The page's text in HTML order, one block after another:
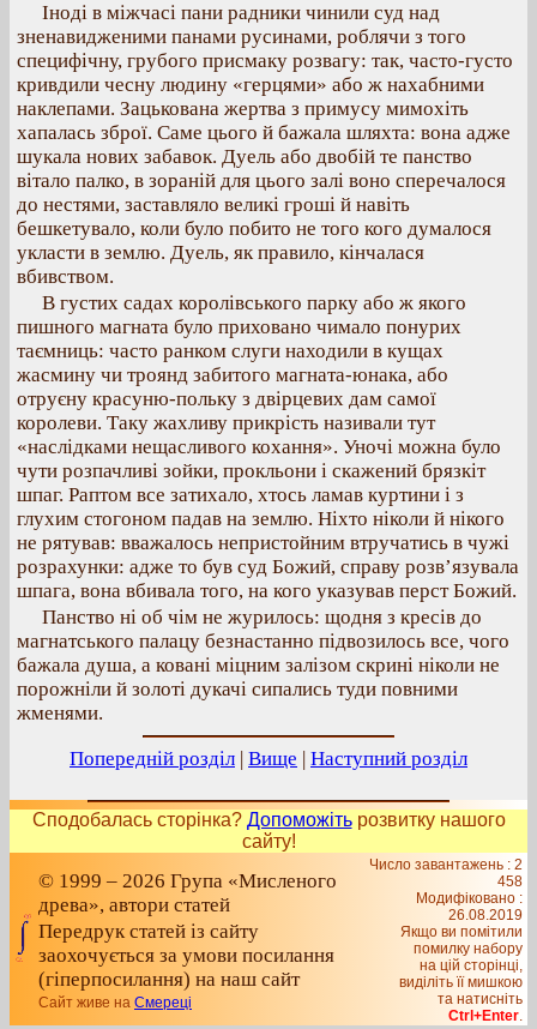
Іноді в міжчасі пани радники чинили суд над
зненавидженими панами русинами, роблячи з того
специфічну, грубого присмаку розвагу: так, часто-густо
кривдили чесну людину «герцями» або ж нахабними
наклепами. Зацькована жертва з примусу мимохіть
хапалась зброї. Саме цього й бажала шляхта: вона адже
шукала нових забавок. Дуель або двобій те панство
вітало палко, в зораній для цього залі воно сперечалося
до нестями, заставляло великі гроші й навіть
бешкетувало, коли було побито не того кого думалося
укласти в землю. Дуель, як правило, кінчалася
вбивством.
В густих садах королівського парку або ж якого
пишного магната було приховано чимало понурих
таємниць: часто ранком слуги находили в кущах
жасмину чи троянд забитого магната-юнака, або
отруєну красуню-польку з двірцевих дам самої
королеви. Таку жахливу прикрість називали тут
«наслідками нещасливого кохання». Уночі можна було
чути розпачливі зойки, прокльони і скажений брязкіт
шпаг. Раптом все затихало, хтось ламав куртини і з
глухим стогоном падав на землю. Ніхто ніколи й нікого
не рятував: вважалось непристойним втручатись в чужі
розрахунки: адже то був суд Божий, справу розв’язувала
шпага, вона вбивала того, на кого указував перст Божий.
Панство ні об чім не журилось: щодня з кресів до
магнатського палацу безнастанно підвозилось все, чого
бажала душа, а ковані міцним залізом скрині ніколи не
порожніли й золоті дукачі сипались туди повними
жменями.
Попередній розділ | Вище | Наступний розділ
Сподобалась сторінка? Допоможітьрозвитку нашого
сайту!
© 1999 – 2026 Група «Мисленого
древа», автори статей
Передрук статей із сайту
заохочується за умови посилання
(гіперпосилання) на наш сайт
Сайт живе на Смереці
Число завантажень : 2
458
Модифіковано :
26.08.2019
Якщо ви помітили
помилку набору
на цiй сторiнцi,
видiлiть її мишкою
та натисніть
Ctrl+Enter.